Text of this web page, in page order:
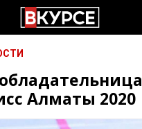
Алматы 2020